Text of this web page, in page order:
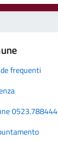
frequenti
0523.788444